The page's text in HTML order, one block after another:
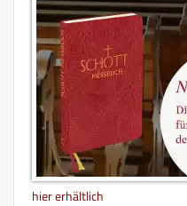
hier erhältlich